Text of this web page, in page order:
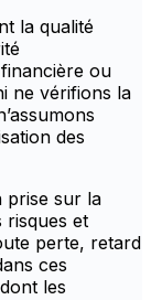
la qualité
ou
ne vérifions la
des
prise sur la
risques et
perte, retard
ces
les